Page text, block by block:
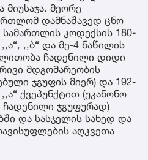
მეორე
დამნაშავედ ცნო
კოდექსის 180-
,,ბ“ და მე-4 ნაწილის
ჩადენილი დიდი
მდგომარეობის
ჯგუფის მიერ) და 192-
ქვეპუნქტით (უკანონო
ჩადენილი ჯგუფურად)
და სასჯელის სახედ და
აღკვეთა